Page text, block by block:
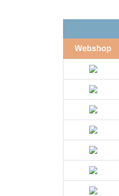
Webshop